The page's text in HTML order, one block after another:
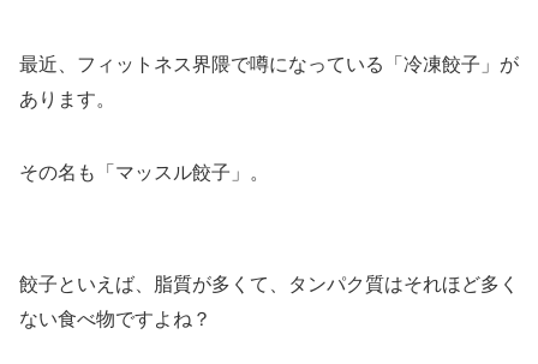
最近、フィットネス界隈で噂になっている「冷凍餃子」が
あります。
その名も「マッスル餃子」。
餃子といえば、脂質が多くて、タンパク質はそれほど多く
ない食べ物ですよね？